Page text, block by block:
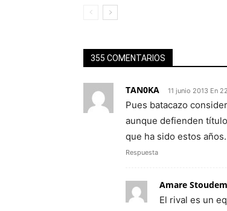
355 COMENTARIOS
TAN0KA 11 junio 2013 En
Pues batacazo
aunque defienden
que ha sido estos
Respuesta
Amare
El rival es un